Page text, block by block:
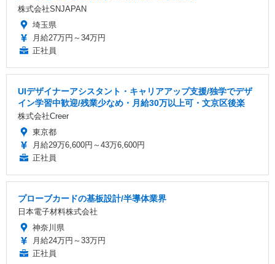
株式会社SNJAPAN
埼玉県
月給27万円～34万円
正社員
UIデザイナーアシスタント・キャリアアップ支援/独学でデザ
イン学習中歓迎/残業少なめ・月給30万以上可・文京区後楽
株式会社Creer
東京都
月給29万6,600円～43万6,600円
正社員
プローブカードの基板設計/半導体業界
日本電子材料株式会社
神奈川県
月給24万円～33万円
正社員